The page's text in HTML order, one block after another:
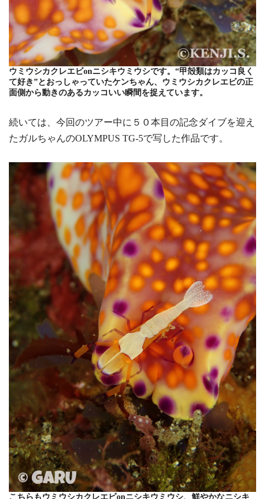
ウミウシカクレエビonニシキウミウシです。“甲殻類はカッコ良く
て好き”とおっしゃっていたケンちゃん、ウミウシカクレエビの正
面側から動きのあるカッコいい瞬間を捉えています。
続いては、今回のツアー中に５０本目の記念ダイブを迎え
たガルちゃんのOLYMPUS TG-5で写した作品です。
こちらもウミウシカクレエビonニシキウミウシ、鮮やかなニシキ